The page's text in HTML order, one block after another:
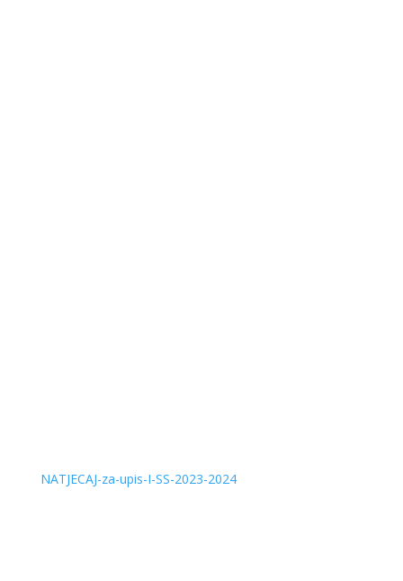
NATJECAJ-za-upis-I-SS-2023-2024